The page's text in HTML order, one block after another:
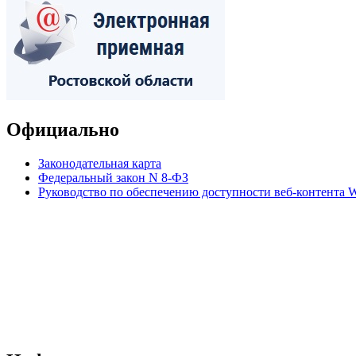
Официально
Законодательная карта
Федеральный закон N 8-ФЗ
Руководство по обеспечению доступности веб-контента